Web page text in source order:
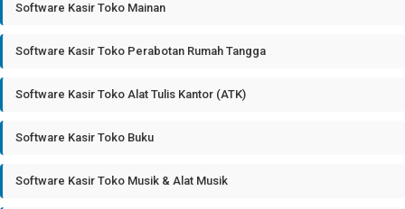
Software Kasir Toko Mainan
Software Kasir Toko Perabotan Rumah Tangga
Software Kasir Toko Alat Tulis Kantor (ATK)
Software Kasir Toko Buku
Software Kasir Toko Musik & Alat Musik